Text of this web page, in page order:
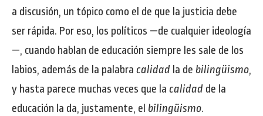
a discusión, un tópico como el de que la justicia debe
ser rápida. Por eso, los políticos —de cualquier ideología
—, cuando hablan de educación siempre les sale de los
labios, además de la palabra calidad la de bilingüismo,
y hasta parece muchas veces que la calidad de la
educación la da, justamente, el bilingüismo.